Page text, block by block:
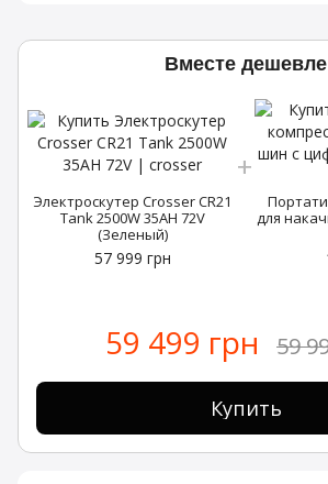
Вместе дешевле
Электроскутер Crosser CR21
Tank 2500W 35AH 72V
(Зеленый)
57 999 грн
для
59 499 грн 59
Купить